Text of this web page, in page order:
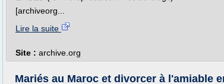
[archiveorg...
Lire la suite
Site : archive.org
Mariés au Maroc et divorcer à l'amiable